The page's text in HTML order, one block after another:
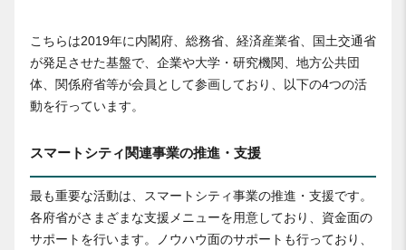
こちらは2019年に内閣府、総務省、経済産業省、国土交通省
が発足させた基盤で、企業や大学・研究機関、地方公共団
体、関係府省等が会員として参画しており、以下の4つの活
動を行っています。
スマートシティ関連事業の推進・支援
最も重要な活動は、スマートシティ事業の推進・支援です。
各府省がさまざまな支援メニューを用意しており、資金面の
サポートを行います。ノウハウ面のサポートも行っており、